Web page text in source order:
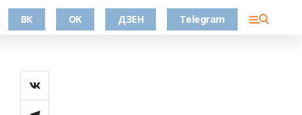
ВК OK ДЗЕН Telegram